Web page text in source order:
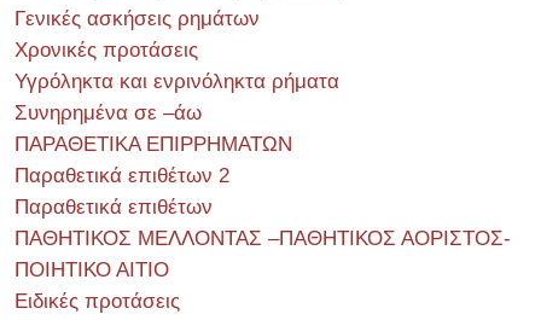
Γενικές ασκήσεις ρημάτων
Χρονικές προτάσεις
Υγρόληκτα και ενρινόληκτα ρήματα
Συνηρημένα σε –άω
ΠΑΡΑΘΕΤΙΚΑ ΕΠΙΡΡΗΜΑΤΩΝ
Παραθετικά επιθέτων 2
Παραθετικά επιθέτων
ΠΑΘΗΤΙΚΟΣ ΜΕΛΛΟΝΤΑΣ –ΠΑΘΗΤΙΚΟΣ ΑΟΡΙΣΤΟΣ-
ΠΟΙΗΤΙΚΟ ΑΙΤΙΟ
Ειδικές προτάσεις